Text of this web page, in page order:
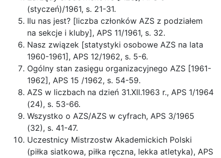
(styczeń)/1961, s. 21-31.
Ilu nas jest? [liczba członków AZS z podziałem
na sekcje i kluby], APS 11/1961, s. 32.
Nasz związek [statystyki osobowe AZS na lata
1960-1961], APS 12/1962, s. 5-6.
Ogólny stan zasięgu organizacyjnego AZS [1961-
1962], APS 15 /1962, s. 54-59.
AZS w liczbach na dzień 31.XII.1963 r., APS 1/1964
(24), s. 53-66.
Wszystko o AZS/AZS w cyfrach, APS 3/1965
(32), s. 41-47.
Uczestnicy Mistrzostw Akademickich Polski
(piłka siatkowa, piłka ręczna, lekka atletyka), APS